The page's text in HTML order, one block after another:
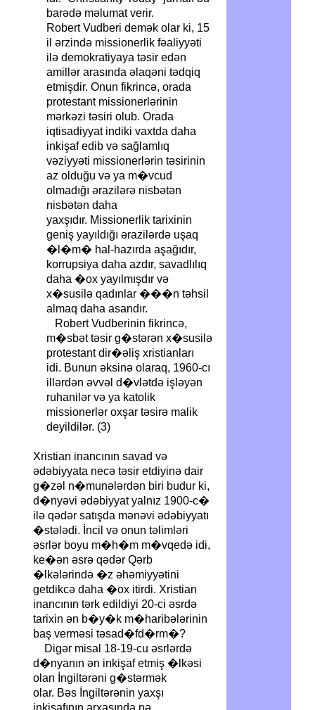
barədə məlumat verir.
Robert Vudberi demək olar ki, 15
il ərzində missionerlik fəaliyyəti
ilə demokratiyaya təsir edən
amillər arasında əlaqəni tədqiq
etmişdir. Onun fikrincə, orada
protestant missionerlərinin
mərkəzi təsiri olub. Orada
iqtisadiyyat indiki vaxtda daha
inkişaf edib və sağlamlıq
vəziyyəti missionerlərin təsirinin
az olduğu və ya m�vcud
olmadığı ərazilərə nisbətən
nisbətən daha
yaxşıdır. Missionerlik tarixinin
geniş yayıldığı ərazilərdə uşaq
�l�m� hal-hazırda aşağıdır,
korrupsiya daha azdır, savadlılıq
daha �ox yayılmışdır və
x�susilə qadınlar ���n təhsil
almaq daha asandır.
Robert Vudberinin fikrincə,
m�sbət təsir g�stərən x�susilə
protestant dir�əliş xristianları
idi. Bunun əksinə olaraq, 1960-cı
illərdən əvvəl d�vlətdə işləyən
ruhanilər və ya katolik
missionerlər oxşar təsirə malik
deyildilər. (3)
Xristian inancının savad və
ədəbiyyata necə təsir etdiyinə dair
g�zəl n�munələrdən biri budur ki,
d�nyəvi ədəbiyyat yalnız 1900-c�
ilə qədər satışda mənəvi ədəbiyyatı
�stələdi. İncil və onun təlimləri
əsrlər boyu m�h�m m�vqedə idi,
ke�ən əsrə qədər Qərb
�lkələrində �z əhəmiyyətini
getdikcə daha �ox itirdi. Xristian
inancının tərk edildiyi 20-ci əsrdə
tarixin ən b�y�k m�haribələrinin
baş verməsi təsad�fd�rm�?
Digər misal 18-19-cu əsrlərdə
d�nyanın ən inkişaf etmiş �lkəsi
olan İngiltərəni g�stərmək
olar. Bəs İngiltərənin yaxşı
inkişafının arxasında nə